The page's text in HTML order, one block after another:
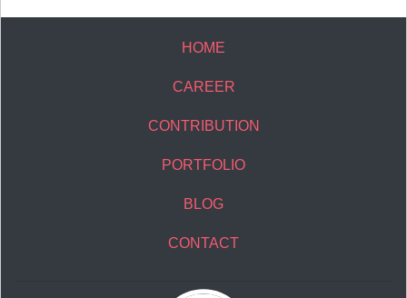
HOME
CAREER
CONTRIBUTION
PORTFOLIO
BLOG
CONTACT